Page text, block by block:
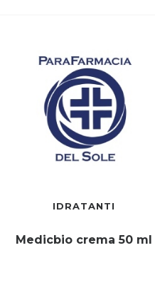
IDRATANTI
Medicbio crema 50 ml